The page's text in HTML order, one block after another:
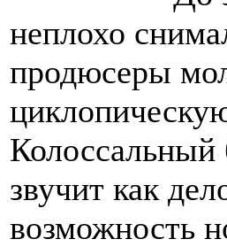
неплохо
продюсеры
звучит как
возможность